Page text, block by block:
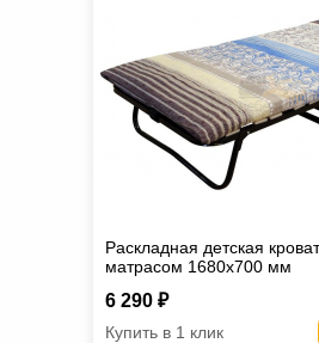
Раскладная детская
матрасом 1680х700 мм
6 290 ₽
Купить в 1 клик